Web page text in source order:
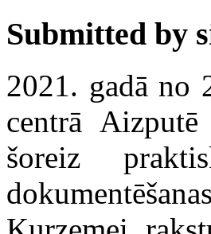
Submitted by
2021. gadā no
centrā
šoreiz